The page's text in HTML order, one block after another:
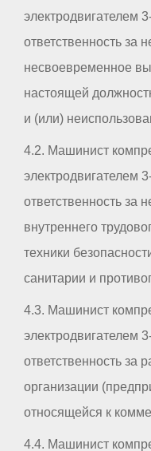
электродвигателем
ответственность за
несвоевременное
настоящей
и (или)
4.2. Машинист
электродвигателем
ответственность за
внутреннего
техники
санитарии и
4.3. Машинист
электродвигателем
ответственность за
организации
относящейся к
4.4. Машинист